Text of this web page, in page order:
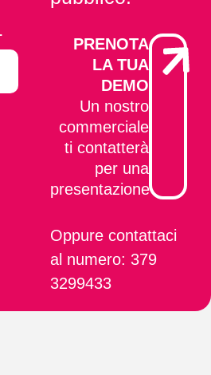
PRENOTA
LA TUA
DEMO
Un nostro
commerciale
ti contatterà
per una
presentazione
Oppure contattaci
al numero: 379
3299433